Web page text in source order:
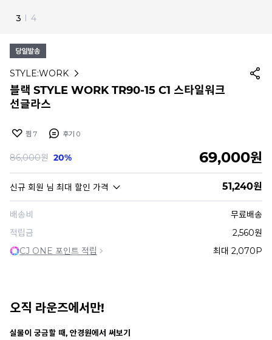
4 I 4
STYLE:WORK
블랙 STYLE WORK TR90-15 C1 스타일워크
선글라스
찜 7 후기 0
86,000원 20% 69,000원
신규 회원 님 최대 할인 가격 51,240원
배송비
무료배송
적립금
2,560원
CJ ONE 포인트 적립
최대 2,070P
오직 라운즈에서만!
안경 렌즈 맞춤까지 한 번에